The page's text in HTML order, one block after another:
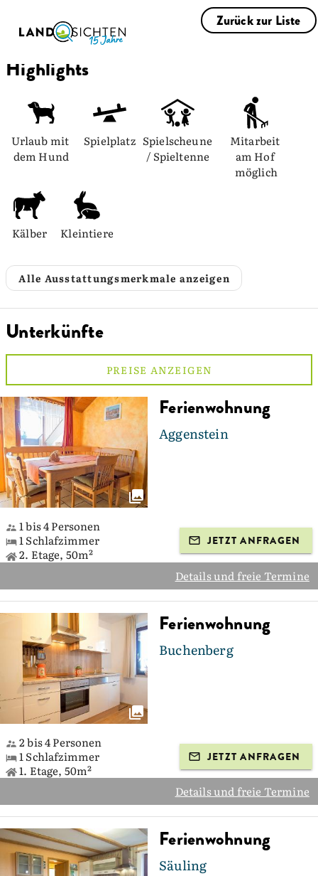
Zurück zur Liste
Highlights
Urlaub mit
dem Hund
Spielplatz Spielscheune
/ Spieltenne
Mitarbeit
am Hof
möglich
Kälber Kleintiere
Alle Ausstattungsmerkmale anzeigen
Unterkünfte
PREISE ANZEIGEN
Ferienwohnung
Aggenstein
1 bis 4 Personen
1 Schlafzimmer
2. Etage, 50m²
JETZT ANFRAGEN
Details und freie Termine
Ferienwohnung
Buchenberg
2 bis 4 Personen
1 Schlafzimmer
1. Etage, 50m²
JETZT ANFRAGEN
Details und freie Termine
Ferienwohnung
Säuling